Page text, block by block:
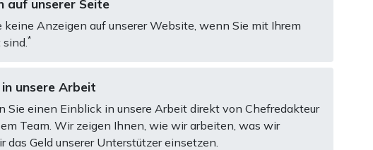
auf unserer Seite
keine Anzeigen auf unserer Website, wenn Sie mit Ihrem
*
unsere Arbeit
Sie einen Einblick in unsere Arbeit direkt von Chefredakteur
Team. Wir zeigen Ihnen, wie wir arbeiten, was wir
das Geld unserer Unterstützer einsetzen.